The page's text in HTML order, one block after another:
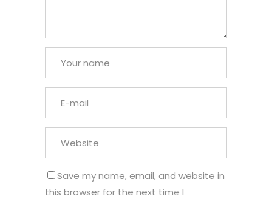
Save my name, email, and website in
this browser for the next time I